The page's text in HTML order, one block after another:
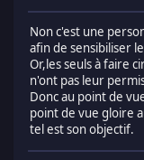
Non c'est une
afin de sensibiliser
Or,les seuls à faire
n'ont pas leur
Donc au point de
point de vue gloire
tel est son objectif.